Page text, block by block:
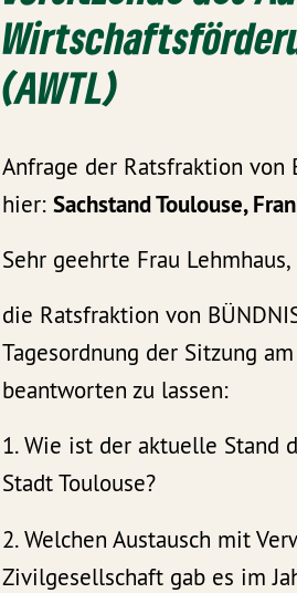
(AWTL)
Anfrage der Ratsfraktion von
hier:Sachstand Toulouse,
Sehr geehrte Frau Lehmhaus,
die Ratsfraktion von
Tagesordnung der Sitzung
beantworten zu lassen:
1. Wie ist der aktuelle Stand
Stadt Toulouse?
2. Welchen Austausch mit
Zivilgesellschaft gab es im